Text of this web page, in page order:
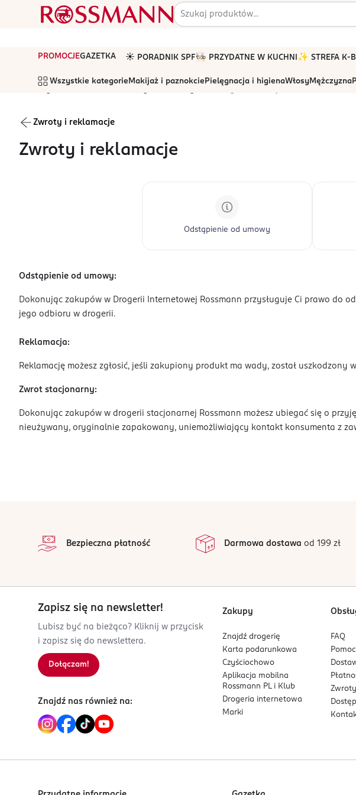
PROMOCJEGAZETKA ☀️ PORADNIK SPF🧑🏻‍🍳 PRZYDATNE W KUCHNI ✨ STREFA K-
Wszystkie kategorie Makijaż i paznokcie Pielęgnacja i higienaWłosyMężczyzna
Zwroty i reklamacje
Zwroty i reklamacje
Odstąpienie od umowy
Odstąpienie od umowy:
Dokonując zakupów w Drogerii Internetowej Rossmann przysługuje Ci prawo
jego odbioru w drogerii.
Reklamacja:
Reklamację możesz zgłosić, jeśli zakupiony produkt ma wady, został
Zwrot stacjonarny:
Dokonując zakupów w drogerii stacjonarnej Rossmann możesz ubiegać się o
nieużywany, oryginalnie zapakowany, uniemożliwiający kontakt konsumenta z
Bezpieczna płatność Darmowa dostawa od 199 zł
Zapisz się na newsletter!
Lubisz być na bieżąco? Kliknij w przycisk
i zapisz się do newslettera.
Dołączam!
Znajdź nas również na:
Zakupy
Znajdź drogerię
Karta podarunkowa
Czyściochowo
Aplikacja mobilna
Rossmann PL i Klub
Drogeria internetowa
Marki
FAQ
Pomoc